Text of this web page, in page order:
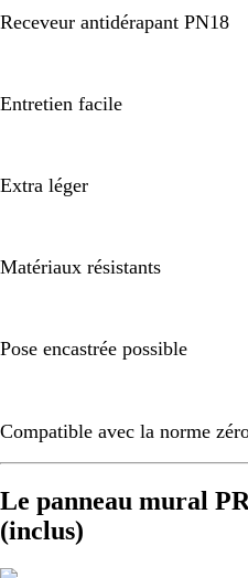
Receveur antidérapant PN18
Entretien facile
Extra léger
Matériaux résistants
Pose encastrée possible
Compatible avec la norme
Le panneau mural
(inclus)